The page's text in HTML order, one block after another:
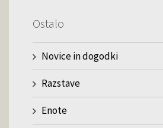
Ostalo
Novice in dogodki
Razstave
Enote